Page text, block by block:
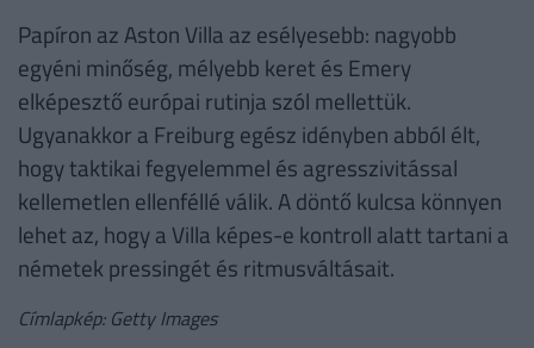
Papíron az Aston Villa az esélyesebb: nagyobb
egyéni minőség, mélyebb keret és Emery
elképesztő európai rutinja szól mellettük.
Ugyanakkor a Freiburg egész idényben abból élt,
hogy taktikai fegyelemmel és agresszivitással
kellemetlen ellenféllé válik. A döntő kulcsa könnyen
lehet az, hogy a Villa képes-e kontroll alatt tartani a
németek pressingét és ritmusváltásait.
Címlapkép: Getty Images